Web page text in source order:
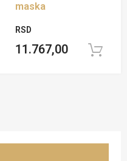
Dodaj u korpu
maska
RSD
11.767,00